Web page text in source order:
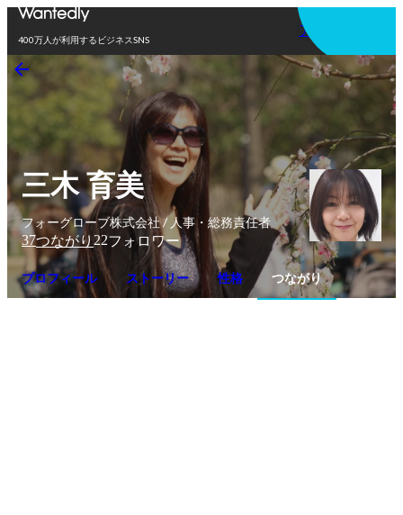
400万人が利用するビジネスSNS
アプリを使う
三木 育美
フォーグローブ株式会社 / 人事・総務責任者
37つながり 22フォロワー
プロフィール ストーリー 性格 つながり